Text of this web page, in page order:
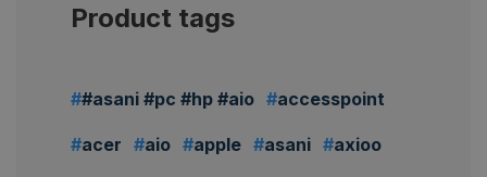
Product tags
#asani #pc #hp #aio accesspoint
acer aio apple asani axioo